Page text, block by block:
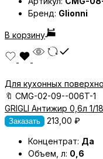
Бренд: Glionni
В корзину
Для кухонных
🔖 CMG-02-09--006T-1
GRIGLI Антижир 0,6л 1/
Заказать 213,00 ₽
Концентрат: Да
Объем, л: 0,6